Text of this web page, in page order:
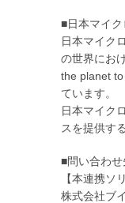
■日本マイ
日本マイク
の世界にお
the planet
ています。
日本マイク
スを提供す
■問い合わせ
【本連携ソ
株式会社ブ